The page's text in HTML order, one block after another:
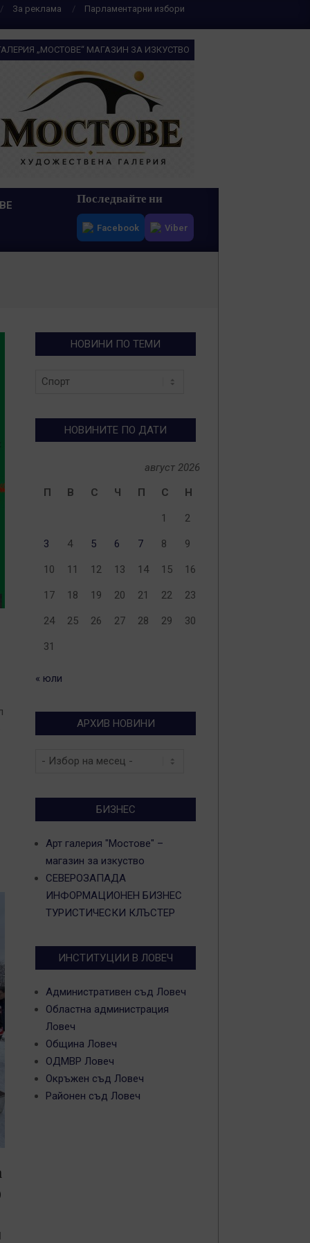
За реклама Парламентарни избори
„МОСТОВЕ“ МАГАЗИН ЗА ИЗКУСТВО
Последвайте ни
Facebook Viber
НОВИНИ ПО ТЕМИ
Новини
НОВИНИТЕ ПО ДАТИ
август 2026
П
В С Ч П С Н
1 2
3 4 5 6 7 8 9
10 11 12 13 14 15 16
17 18 19 20 21 22 23
24 25 26 27 28 29 30
31
« юли
АРХИВ НОВИНИ
Архив
БИЗНЕС
Арт галерия "Мостове" –
магазин за изкуство
СЕВЕРОЗАПАДА
ИНФОРМАЦИОНЕН БИЗНЕС
ТУРИСТИЧЕСКИ КЛЪСТЕР
ИНСТИТУЦИИ В ЛОВЕЧ
Административен съд Ловеч
Областна администрация
Ловеч
Община Ловеч
ОДМВР Ловеч
Окръжен съд Ловеч
Районен съд Ловеч